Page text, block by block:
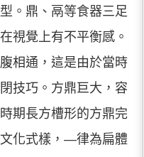
。鼎、鬲等食器三足
視覺上有不平衡感。
相通，這是由於當時
技巧。方鼎巨大，容
期長方槽形的方鼎完
化式樣，—律為扁體